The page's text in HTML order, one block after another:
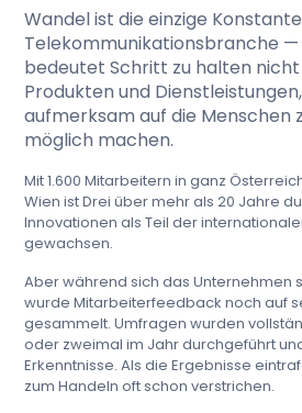
Wandel ist die einzige
Telekommunikationsbranche —
bedeutet Schritt zu halten
Produkten und
aufmerksam auf die Menschen
möglich machen.
Mit 1.600 Mitarbeitern in ganz
Wien ist Drei über mehr als 20 Jahre
Innovationen als Teil der
gewachsen.
Aber während sich das Unternehmen
wurde Mitarbeiterfeedback noch auf
gesammelt. Umfragen wurden
oder zweimal im Jahr durchgeführt
Erkenntnisse. Als die Ergebnisse
zum Handeln oft schon verstrichen.